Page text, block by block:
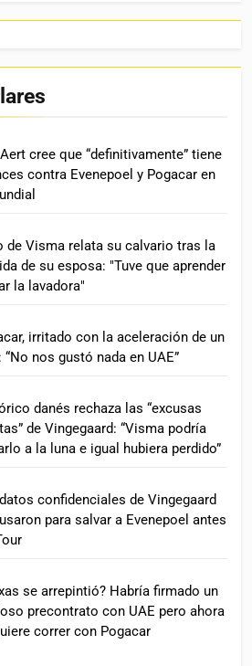
cree que “definitivamente” tiene
contra Evenepoel y Pogacar en
de Visma relata su calvario tras la
de su esposa: "Tuve que aprender
la lavadora"
irritado con la aceleración de un
“No nos gustó nada en UAE”
danés rechaza las “excusas
de Vingegaard: “Visma podría
a la luna e igual hubiera perdido”
confidenciales de Vingegaard
para salvar a Evenepoel antes
se arrepintió? Habría firmado un
precontrato con UAE pero ahora
correr con Pogacar